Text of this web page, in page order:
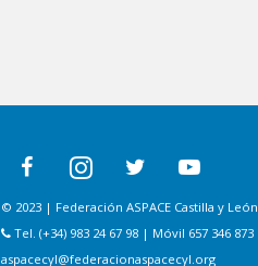
© 2023 | Federación ASPACE Castilla y León
Tel. (+34) 983 24 67 98 | Móvil 657 346 873
aspacecyl@federacionaspacecyl.org